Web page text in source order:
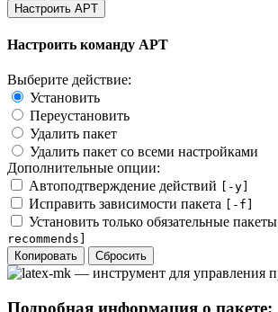
Настроить APT
Настроить команду APT
Выберите действие:
Установить
Переустановить
Удалить пакет
Удалить пакет со всеми настройками
Дополнительные опции:
Автоподтверждение действий
[-y]
Исправить зависимости пакета [-f]
Установить только обязательные пакеты
recommends]
Копировать
Сбросить
Подробная информация о пакете: